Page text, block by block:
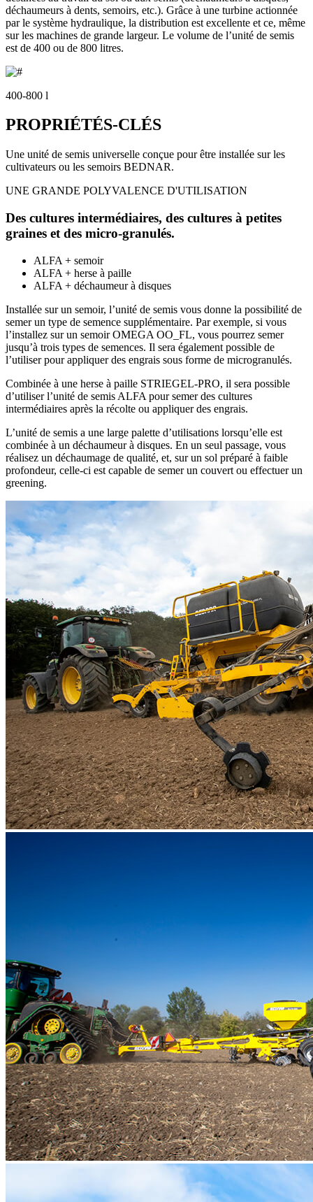
déchaumeurs à dents, semoirs, etc.). Grâce à une turbine actionnée
par le système hydraulique, la distribution est excellente et ce, même
sur les machines de grande largeur. Le volume de l’unité de semis
est de 400 ou de 800 litres.
400-800 l
PROPRIÉTÉS-CLÉS
Une unité de semis universelle conçue pour être installée sur les
cultivateurs ou les semoirs BEDNAR.
UNE GRANDE POLYVALENCE D'UTILISATION
Des cultures intermédiaires, des cultures à petites
graines et des micro-granulés.
ALFA + semoir
ALFA + herse à paille
ALFA + déchaumeur à disques
Installée sur un semoir, l’unité de semis vous donne la possibilité de
semer un type de semence supplémentaire. Par exemple, si vous
l’installez sur un semoir OMEGA OO_FL, vous pourrez semer
jusqu’à trois types de semences. Il sera également possible de
l’utiliser pour appliquer des engrais sous forme de microgranulés.
Combinée à une herse à paille STRIEGEL-PRO, il sera possible
d’utiliser l’unité de semis ALFA pour semer des cultures
intermédiaires après la récolte ou appliquer des engrais.
L’unité de semis a une large palette d’utilisations lorsqu’elle est
combinée à un déchaumeur à disques. En un seul passage, vous
réalisez un déchaumage de qualité, et, sur un sol préparé à faible
profondeur, celle-ci est capable de semer un couvert ou effectuer un
greening.